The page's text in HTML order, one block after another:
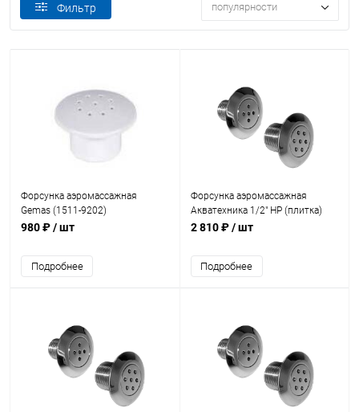
Фильтр популярности
Форсунка аэромассажная
Gemas (1511-9202)
980 ₽/ шт
Подробнее
Форсунка аэромассажная
Акватехника 1/2" НР (плитка)
(AT03.23)
2 810 ₽/ шт
Подробнее